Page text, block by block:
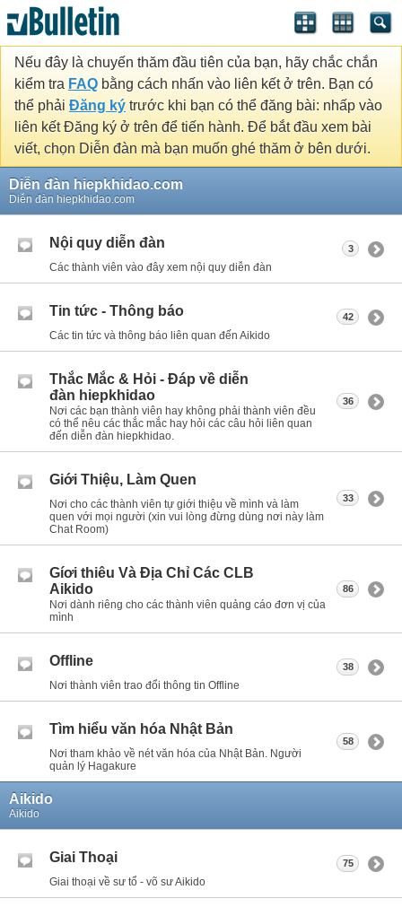
Nếu đây là chuyến thăm đầu tiên của bạn, hãy chắc chắn
kiểm tra FAQ bằng cách nhấn vào liên kết ở trên. Bạn có
thể phải Đăng ký trước khi bạn có thể đăng bài: nhấp vào
liên kết Đăng ký ở trên để tiến hành. Để bắt đầu xem bài
viết, chọn Diễn đàn mà bạn muốn ghé thăm ở bên dưới.
Diễn đàn hiepkhidao.com
Diễn đàn hiepkhidao.com
Nội quy diễn đàn
Các thành viên vào đây xem nội quy diễn đàn
3
Tin tức - Thông báo
Các tin tức và thông báo liên quan đến Aikido
42
Thắc Mắc & Hỏi - Đáp về diễn
đàn hiepkhidao
Nơi các bạn thành viên hay không phải thành viên đều
có thể nêu các thắc mắc hay hỏi các câu hỏi liên quan
đến diễn đàn hiepkhidao.
36
Giới Thiệu, Làm Quen
Nơi cho các thành viên tự giới thiệu về mình và làm
quen với mọi người (xin vui lòng đừng dùng nơi này làm
Chat Room)
33
Gíơi thiêu Và Địa Chỉ Các CLB
Aikido
Nơi dành riêng cho các thành viên quảng cáo đơn vị của
mình
86
Offline
Nơi thành viên trao đổi thông tin Offline
38
Tìm hiểu văn hóa Nhật Bản
Nơi tham khảo về nét văn hóa của Nhật Bản. Người
quản lý Hagakure
58
Aikido
Aikido
Giai Thoại
Giai thoại về sư tổ - võ sư Aikido
75